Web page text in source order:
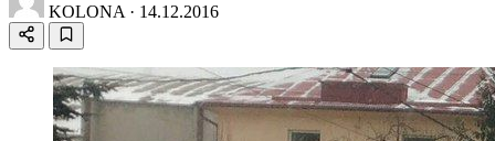
KOLONA · 14.12.2016